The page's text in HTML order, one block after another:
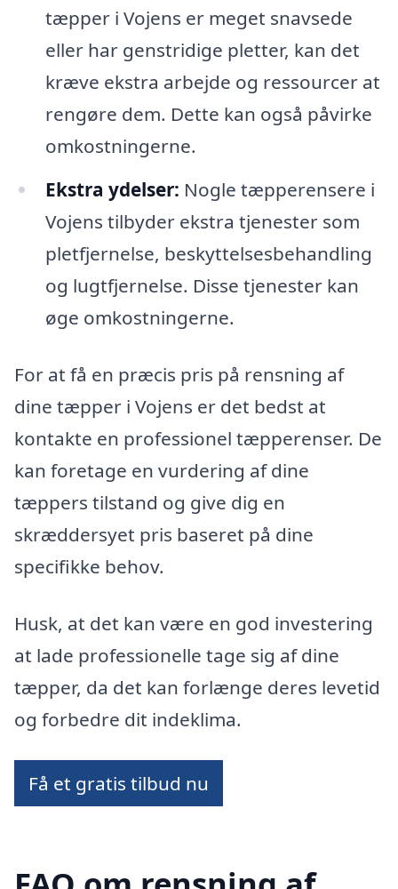
tæpper i Vojens er meget snavsede
eller har genstridige pletter, kan det
kræve ekstra arbejde og ressourcer at
rengøre dem. Dette kan også påvirke
omkostningerne.
Ekstra ydelser: Nogle tæpperensere i
Vojens tilbyder ekstra tjenester som
pletfjernelse, beskyttelsesbehandling
og lugtfjernelse. Disse tjenester kan
øge omkostningerne.
For at få en præcis pris på rensning af
dine tæpper i Vojens er det bedst at
kontakte en professionel tæpperenser. De
kan foretage en vurdering af dine
tæppers tilstand og give dig en
skræddersyet pris baseret på dine
specifikke behov.
Husk, at det kan være en god investering
at lade professionelle tage sig af dine
tæpper, da det kan forlænge deres levetid
og forbedre dit indeklima.
Få et gratis tilbud nu